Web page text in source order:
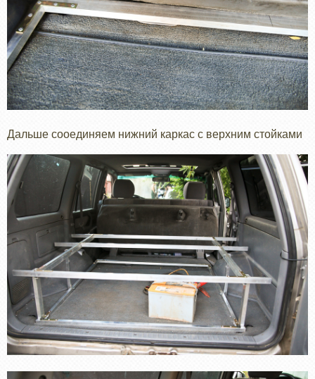
Дальше сооединяем нижний каркас с верхним стойками